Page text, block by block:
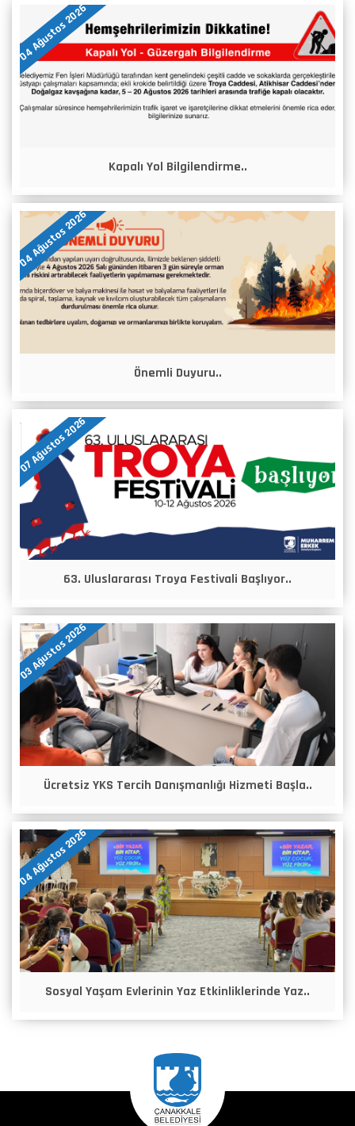
04 Ağustos 2026
Kapalı Yol Bilgilendirme..
04 Ağustos 2026
Önemli Duyuru..
07 Ağustos 2026
63. Uluslararası Troya Festivali Başlıyor..
03 Ağustos 2026
Ücretsiz YKS Tercih Danışmanlığı Hizmeti Başla..
04 Ağustos 2026
Sosyal Yaşam Evlerinin Yaz Etkinliklerinde Yaz..